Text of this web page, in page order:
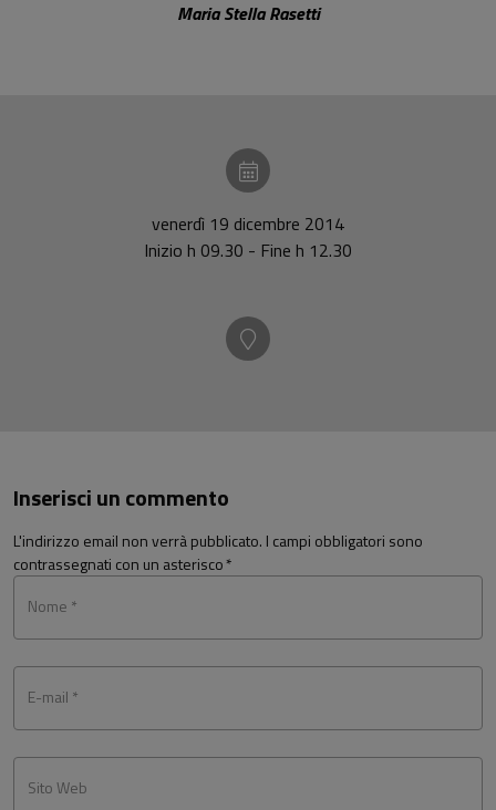
Maria Stella Rasetti
venerdì 19 dicembre 2014
Inizio h 09.30 - Fine h 12.30
Inserisci un commento
L'indirizzo email non verrà pubblicato. I campi obbligatori sono
contrassegnati con un asterisco*
Nome *
E-mail *
Sito Web